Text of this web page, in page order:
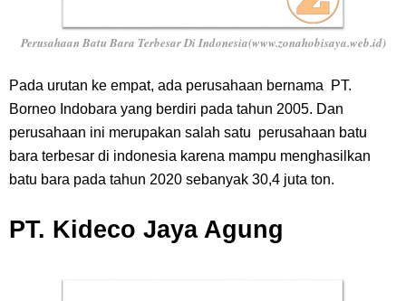
Perusahaan Batu Bara Terbesar Di Indonesia(www.zonahobisaya.web.id)
Pada urutan ke empat, ada perusahaan bernama PT.
Borneo Indobara yang berdiri pada tahun 2005. Dan
perusahaan ini merupakan salah satu perusahaan batu
bara terbesar di indonesia karena mampu menghasilkan
batu bara pada tahun 2020 sebanyak 30,4 juta ton.
PT. Kideco Jaya Agung